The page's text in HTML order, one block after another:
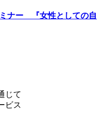
ミナー 『女性としての自
じて
ビス